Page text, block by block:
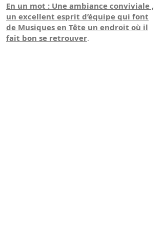
En un mot : Une ambiance conviviale ,
un excellent esprit d’équipe qui font
de Musiques en Tête un endroit où il
fait bon se retrouver.